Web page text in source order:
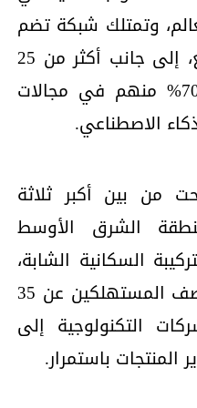
العالم، وتمتلك شبكة تضم
أكثر من 60 ألف نقطة بيع، إلى جانب أكثر من 25
ألف موظف، يعمل نحو 70% منهم في مجالات
الاصطناعي.
من بين أكبر ثلاثة
الشرق الأوسط
السكانية الشابة،
حيث تقل أعمار أكثر من نصف المستهلكين عن 35
التكنولوجية إلى
المنتجات باستمرار.